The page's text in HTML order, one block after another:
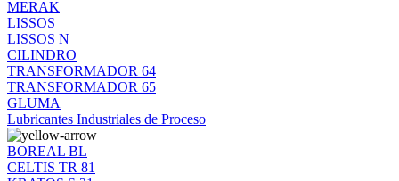
MERAK
LISSOS
LISSOS N
CILINDRO
TRANSFORMADOR 64
TRANSFORMADOR 65
GLUMA
Lubricantes Industriales de Proceso
BOREAL BL
CELTIS TR 81